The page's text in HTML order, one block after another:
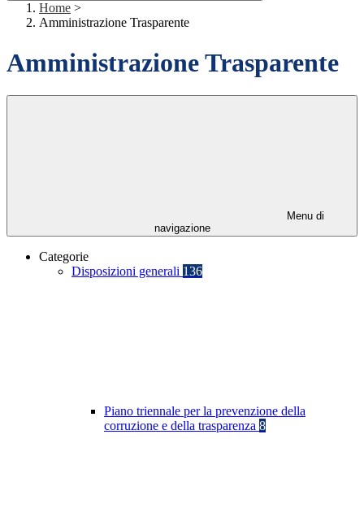
Home >
Amministrazione Trasparente
Amministrazione Trasparente
Menu di
navigazione
Categorie
Disposizioni generali 136
Piano triennale per la prevenzione della
corruzione e della trasparenza 8